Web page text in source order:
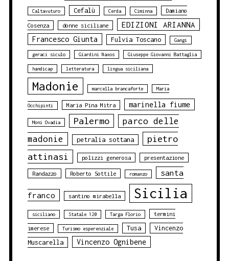
Caltavuturo Cefalù Cerda Ciminna Damiano
Cosenza donne siciliane EDIZIONI ARIANNA
Francesco Giunta Fulvia Toscano Gangi
geraci siculo Giardini Naxos Giuseppe Giovanni Battaglia
handicap letteratura lingua siciliana
Madonie marcella brancaforte Maria
Occhipinti Maria Pina Mitra marinella fiume
Moni Ovadia Palermo
parco delle
madonie
petralia sottana
pietro
attinasi
polizzi generosa presentazione
Randazzo Roberto Sottile romanzo santa
franco santino mirabella Sicilia
siciliano Statale 120 Targa Florio termini
imerese Turismo esperenziale Tusa
Vincenzo
Muscarella
Vincenzo Ognibene